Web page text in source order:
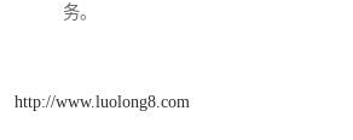
务。
http://www.luolong8.com